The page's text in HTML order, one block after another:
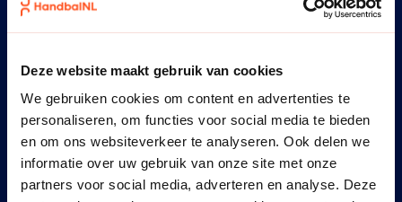
Deze website maakt gebruik van cookies
We gebruiken cookies om content en advertenties te
personaliseren, om functies voor social media te bieden
en om ons websiteverkeer te analyseren. Ook delen we
informatie over uw gebruik van onze site met onze
partners voor social media, adverteren en analyse. Deze
BEREIKT MET DE VERENIGING *
NIEUWE AANVANGSTIJD *
HOURS
: